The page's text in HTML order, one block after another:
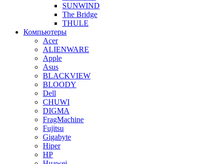
SUNWIND
The Bridge
THULE
Компьютеры
Acer
ALIENWARE
Apple
Asus
BLACKVIEW
BLOODY
Dell
CHUWI
DIGMA
FragMachine
Fujitsu
Gigabyte
Hiper
HP